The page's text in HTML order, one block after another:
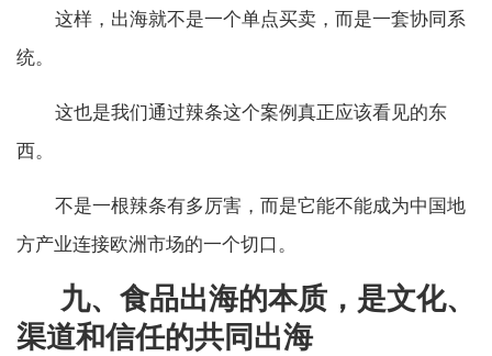
这样，出海就不是一个单点买卖，而是一套协同系
统。
这也是我们通过辣条这个案例真正应该看见的东
西。
不是一根辣条有多厉害，而是它能不能成为中国地
方产业连接欧洲市场的一个切口。
九、食品出海的本质，是文化、
渠道和信任的共同出海